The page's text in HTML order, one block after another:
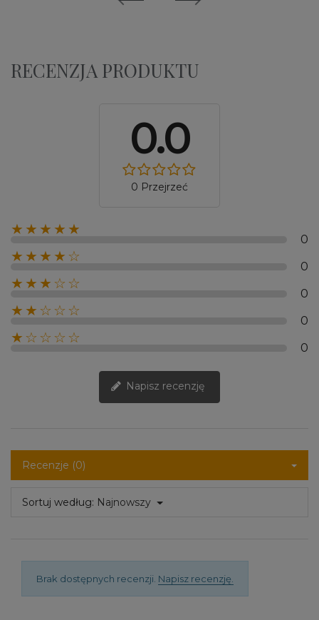
RECENZJA PRODUKTU
0.0
0 Przejrzeć
★★★★★
0
★★★★☆
0
★★★☆☆
0
★★☆☆☆
0
★☆☆☆☆
0
Napisz recenzję
Recenzje (0)
Sortuj według: Najnowszy
Brak dostępnych recenzji. Napisz recenzję.